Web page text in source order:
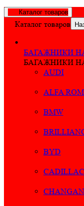
Каталог товаров
Каталог товаров
БАГАЖНИКИ
БАГАЖНИКИ
AUDI
ALFA
BMW
BYD
CADILLAC
CHANGAN